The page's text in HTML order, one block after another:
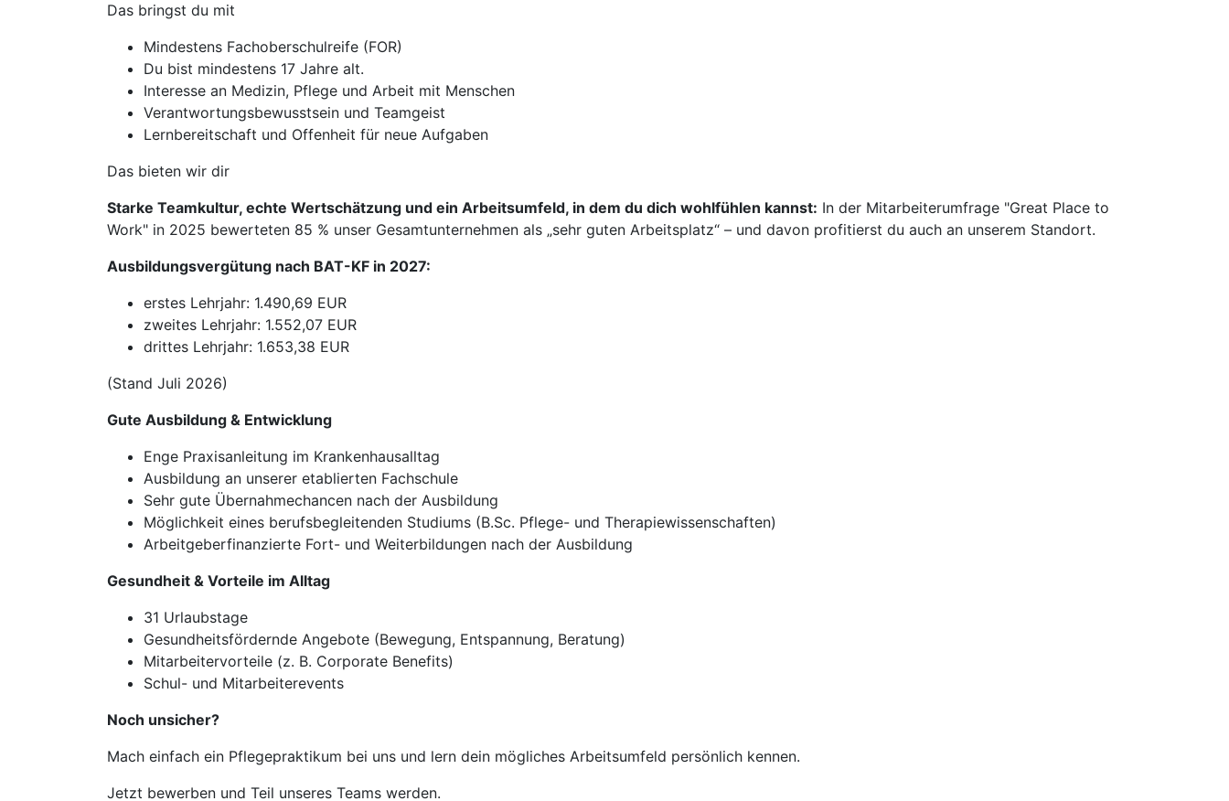
Das bringst du mit
Mindestens Fachoberschulreife (FOR)
Du bist mindestens 17 Jahre alt.
Interesse an Medizin, Pflege und Arbeit mit Menschen
Verantwortungsbewusstsein und Teamgeist
Lernbereitschaft und Offenheit für neue Aufgaben
Das bieten wir dir
Starke Teamkultur, echte Wertschätzung und ein Arbeitsumfeld, in dem du dich wohlfühlen kannst: In der Mitarbeiterumfrage "Great Place to
Work" in 2025 bewerteten 85 % unser Gesamtunternehmen als „sehr guten Arbeitsplatz“ – und davon profitierst du auch an unserem Standort.
Ausbildungsvergütung nach BAT-KF in 2027:
erstes Lehrjahr: 1.490,69 EUR
zweites Lehrjahr: 1.552,07 EUR
drittes Lehrjahr: 1.653,38 EUR
(Stand Juli 2026)
Gute Ausbildung & Entwicklung
Enge Praxisanleitung im Krankenhausalltag
Ausbildung an unserer etablierten Fachschule
Sehr gute Übernahmechancen nach der Ausbildung
Möglichkeit eines berufsbegleitenden Studiums (B.Sc. Pflege- und Therapiewissenschaften)
Arbeitgeberfinanzierte Fort- und Weiterbildungen nach der Ausbildung
Gesundheit & Vorteile im Alltag
31 Urlaubstage
Gesundheitsfördernde Angebote (Bewegung, Entspannung, Beratung)
Mitarbeitervorteile (z. B. Corporate Benefits)
Schul- und Mitarbeiterevents
Noch unsicher?
Mach einfach ein Pflegepraktikum bei uns und lern dein mögliches Arbeitsumfeld persönlich kennen.
Jetzt bewerben und Teil unseres Teams werden.